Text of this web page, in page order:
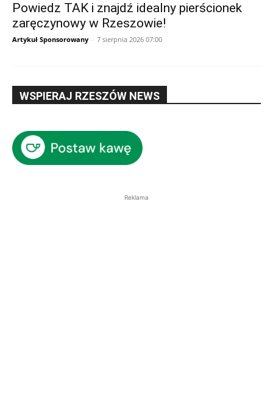
Powiedz TAK i znajdź idealny pierścionek
zaręczynowy w Rzeszowie!
Artykuł Sponsorowany - 7 sierpnia 2026 07:00
WSPIERAJ RZESZÓW NEWS
Reklama